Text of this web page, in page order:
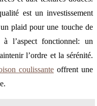
est un investissement
plaid pour une touche de
à l’aspect fonctionnel: un
l’ordre et la sérénité.
coulissanteoffrent une